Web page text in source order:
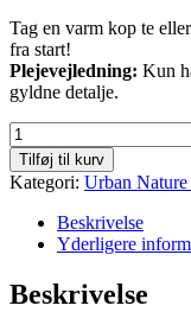
Tag en varm kop te
fra start!
Plejevejledning: Kun
gyldne detalje.
Urban
Nature
Culture
"Good
Morning
Cup"
caramel
antal
Tilføj til kurv
Kategori: Urban
Beskrivelse
Yderligere
Beskrivelse